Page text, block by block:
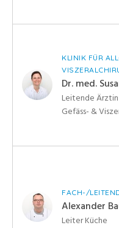
KLINIK FÜR
Dr. med.
Leitende
Gefäss- &
FACH-/
Alexander
Leiter Küche